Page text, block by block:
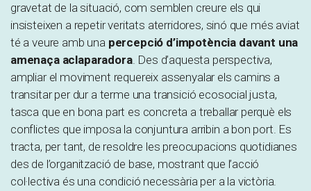
gravetat de la situació, com semblen creure els qui
insisteixen a repetir veritats aterridores, sinó que més aviat
té a veure amb una percepció d’impotència davant una
amenaça aclaparadora. Des d’aquesta perspectiva,
ampliar el moviment requereix assenyalar els camins a
transitar per dur a terme una transició ecosocial justa,
tasca que en bona part es concreta a treballar perquè els
conflictes que imposa la conjuntura arribin a bon port. Es
tracta, per tant, de resoldre les preocupacions quotidianes
des de l’organització de base, mostrant que l’acció
col·lectiva és una condició necessària per a la victòria.